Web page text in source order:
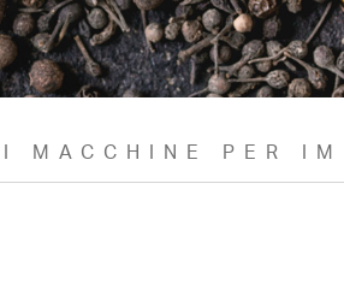
MACCHINE PER